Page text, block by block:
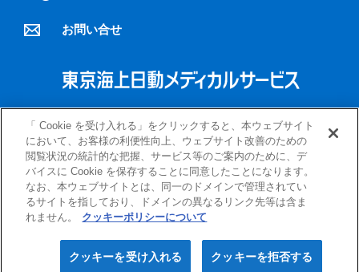
お問い合せ
プライバシーポリシー クッキーポリシー
Copyright (c) Tokio Marine & Nichido Medical Service Co.,Ltd.
「 Cookie を受け入れる」をクリックすると、本ウェブサイト
において、お客様の利便性向上、ウェブサイト改善のための
閲覧状況の統計的な把握、サービス等のご案内のために、デ
バイスに Cookie を保存することに同意したことになります。
なお、本ウェブサイトとは、同一のドメインで管理されてい
るサイトを指しており、ドメインの異なるリンク先等は含ま
れません。
クッキーポリシーについて
クッキーを拒否する
クッキーを受け入れる